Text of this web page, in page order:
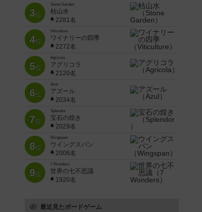
3位
Stone Garden
枯山水
2281名
4位
Viticulture
ワイナリーの四季
2272名
5位
Agricola
アグリコラ
2120名
6位
Azul
アズール
2034名
7位
Splendor
宝石の煌き
2029名
8位
Wingspan
ウイングスパン
2006名
9位
7 Wonders
世界の七不思議
1920名
最近見たボードゲーム